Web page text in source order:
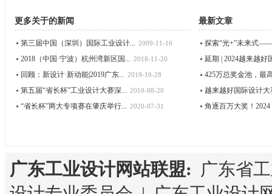
更多关于的新闻
第三届中国（深圳）国际工业设计... 2009-11-16
2018（中国·宁波）杭州湾新区国... 2018-11-20
回顾：新设计·新动能|2019广东... 2019-10-28
第五届“省长杯”工业设计大赛深... 2010-08-20
“省长杯”两大专项赛在肇庆举行... 2020-07-31
最新文章
探索“光+”未来式
延期 | 2024越来越好
425万总奖金池，最
越来越好国际设计
角逐百万大奖！2024
广东工业设计网站联盟: 广东省